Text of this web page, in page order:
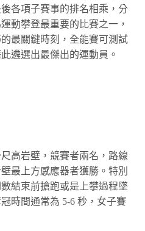
各項子賽事的排名相乘，分
動攀登最重要的比賽之一，
最關鍵時刻，全能賽可測試
遴選出最傑出的運動員。
高岩壁，競賽者兩名，路線
最上方感應器者獲勝。特別
結束前搶跑或是上攀過程墜
時間通常為 5-6 秒，女子賽